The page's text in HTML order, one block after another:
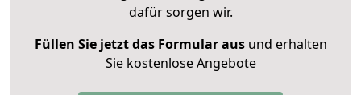
dafür sorgen wir.
Füllen Sie jetzt das Formular ausund erhalten
Sie kostenlose Angebote